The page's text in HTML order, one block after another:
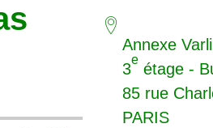
Annexe
3
e
étage -
85 rue
PARIS